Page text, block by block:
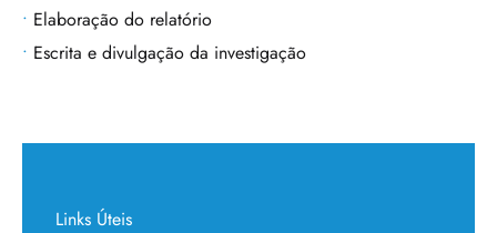
Elaboração do relatório
Escrita e divulgação da investigação
Links Úteis